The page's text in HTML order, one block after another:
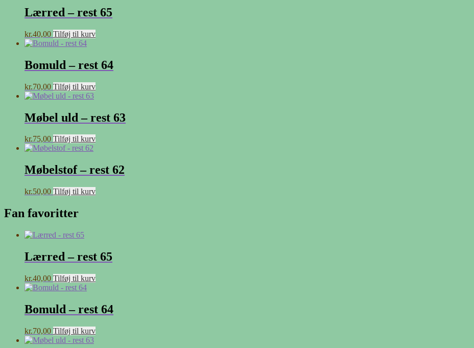
Lærred – rest 65
kr.40,00 Tilføj til kurv
Bomuld – rest 64
kr.70,00 Tilføj til kurv
Møbel uld – rest 63
kr.75,00 Tilføj til kurv
Møbelstof – rest 62
kr.50,00 Tilføj til kurv
Fan favoritter
Lærred – rest 65
kr.40,00 Tilføj til kurv
Bomuld – rest 64
kr.70,00 Tilføj til kurv